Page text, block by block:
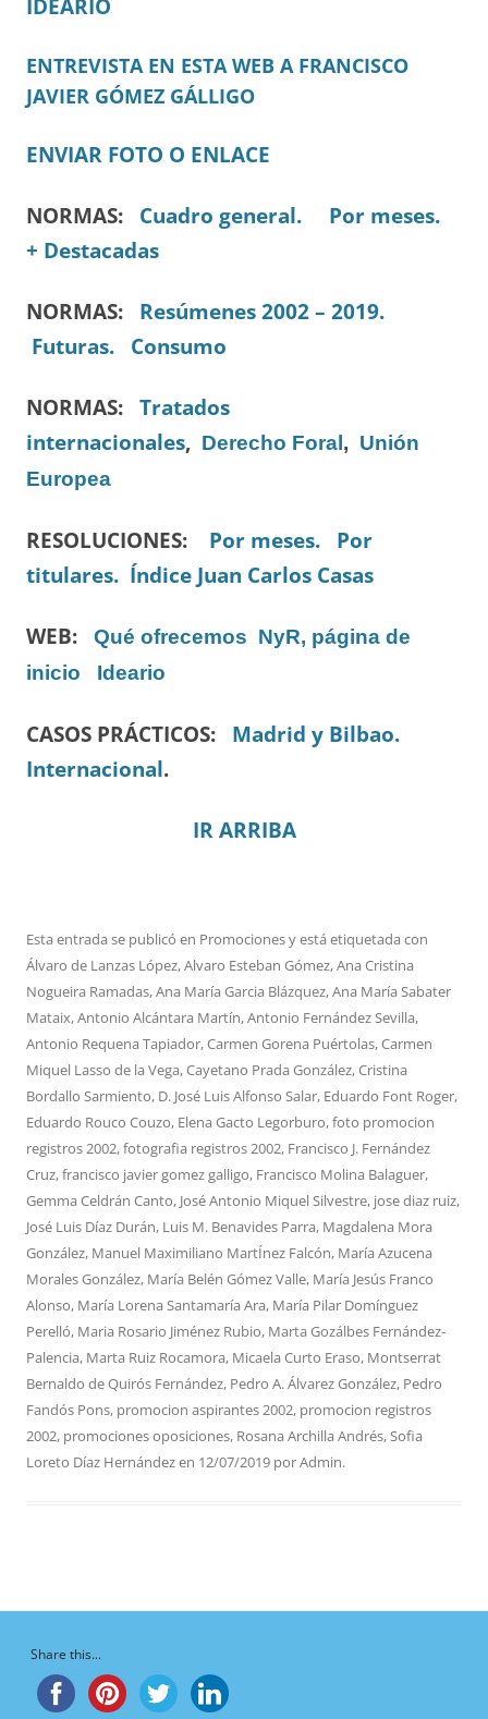
IDEARIO
ENTREVISTA EN ESTA WEB A FRANCISCO
JAVIER GÓMEZ GÁLLIGO
ENVIAR FOTO O ENLACE
NORMAS: Cuadro general.
Por meses.
+ Destacadas
NORMAS: Resúmenes 2002 – 2019.
Futuras.
Consumo
NORMAS: Tratados
internacionales, Derecho Foral, Unión
Europea
RESOLUCIONES: Por meses.
Por
titulares. Índice Juan Carlos Casas
WEB: Qué ofrecemos NyR, página de
inicio
Ideario
CASOS PRÁCTICOS: Madrid y Bilbao.
Internacional.
IR ARRIBA
Esta entrada se publicó en Promocionesy está etiquetada con
Álvaro de Lanzas López,Alvaro Esteban Gómez,Ana Cristina
Nogueira Ramadas,Ana María Garcia Blázquez,Ana María Sabater
Mataix,Antonio Alcántara Martín,Antonio Fernández Sevilla,
Antonio Requena Tapiador,Carmen Gorena Puértolas,Carmen
Miquel Lasso de la Vega,Cayetano Prada González,Cristina
Bordallo Sarmiento, D. José Luis Alfonso Salar, Eduardo Font Roger,
Eduardo Rouco Couzo, Elena Gacto Legorburo,foto promocion
registros 2002,fotografia registros 2002, Francisco J. Fernández
Cruz,francisco javier gomez galligo, Francisco Molina Balaguer,
Gemma Celdrán Canto, José Antonio Miquel Silvestre, jose diaz ruiz,
José Luis Díaz Durán, Luis M. Benavides Parra, Magdalena Mora
González, Manuel Maximiliano MartÍnez Falcón, María Azucena
Morales González, María Belén Gómez Valle, María Jesús Franco
Alonso, María Lorena Santamaría Ara, María Pilar Domínguez
Perelló, Maria Rosario Jiménez Rubio, Marta Gozálbes Fernández-
Palencia, Marta Ruiz Rocamora, Micaela Curto Eraso, Montserrat
Bernaldo de Quirós Fernández, Pedro A. Álvarez González, Pedro
Fandós Pons, promocion aspirantes 2002, promocion registros
2002, promociones oposiciones, Rosana Archilla Andrés,Sofia
Loreto Díaz Hernándezen 12/07/2019 porAdmin.
Share this...